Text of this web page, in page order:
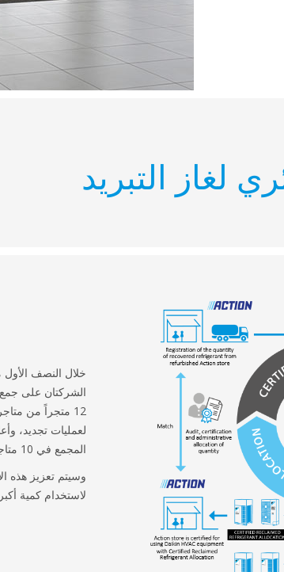
لغاز التبريد
لعمليات تجديد،
المجمع في 10 متاجر Action في أوروبا.
وسيتم تعزيز هذه
لاستخدام كمية